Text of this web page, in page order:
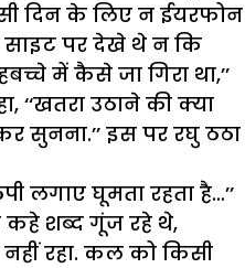
दिन के लिए न ईयरफोन
साइट पर देखे थे न कि
में कैसे जा गिरा था,’’
, ‘‘खतरा उठाने की क्या
सुनना.’’ इस पर रघु ठठा
लगाए घूमता रहता है…’’
कहे शब्द गूंज रहे थे,
नहीं रहा. कल को किसी